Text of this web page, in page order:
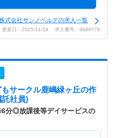
式会社サシノベルテの求人一覧
更新日：2025/11/28 求人番号：9686776
サークル鹿嶋緑ヶ丘の作
託社員)
6分◎放課後等デイサービスの